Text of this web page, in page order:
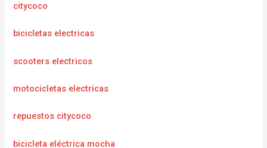
citycoco
bicicletas electricas
scooters electricos
motocicletas electricas
repuestos citycoco
bicicleta eléctrica mocha